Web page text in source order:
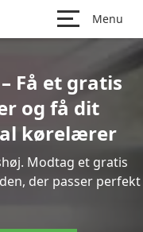
Menu
Få et gratis
og få dit
kørelærer
Modtag et gratis
der passer perfekt